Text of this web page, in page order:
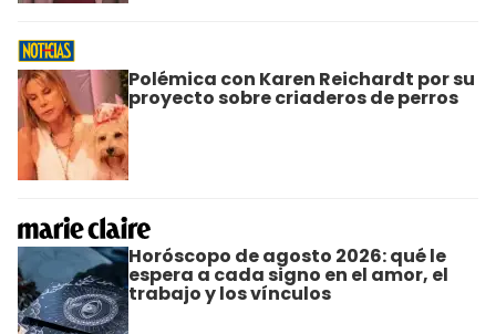
Polémica con Karen Reichardt por su
proyecto sobre criaderos de perros
Horóscopo de agosto 2026: qué le
espera a cada signo en el amor, el
trabajo y los vínculos